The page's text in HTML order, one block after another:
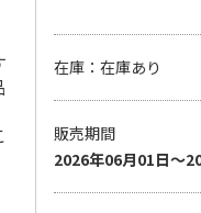
在庫：在庫あり
販売期間
2026年06月01日～